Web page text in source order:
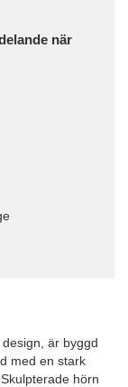
när
är byggd
med en stark
hörn